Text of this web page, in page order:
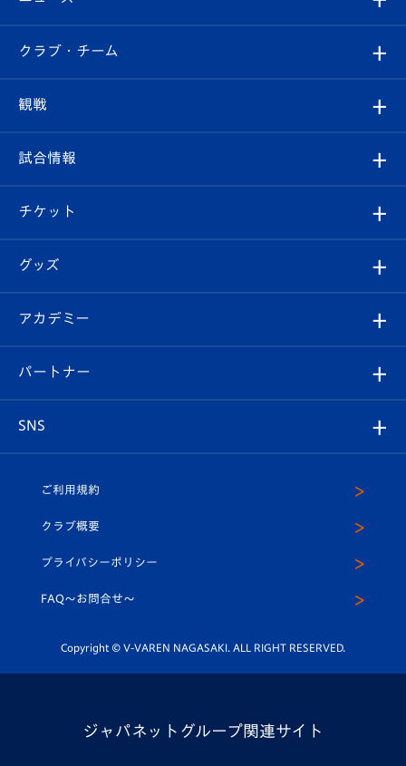
すべて
クラブ
試合情報
チケット
イベント
メディア
ホームタウン
クラブ・チーム
クラブ概要
エンブレム紹介
スタッフプロフィール
マスコット紹介
平和祈念活動
ホームタウン活動
観戦
観戦ルール
はじめての観戦ガイド
Revive Team
ヴィヴィくんの長崎おもてなしガイド
試合情報
試合日程/結果
フォトギャラリー
スタジアムグルメ
チケット
チケット
V-LOVERS（ファンクラブ）
プレイヤーズスイート
グッズ
オンラインショップ
店舗情報
アカデミー
育成からのお知らせ
U-18
スクール
パートナー
SNS
ヴィヴィくんインスタグラム
公式LINE＠
ご利用規約
クラブ概要
プライバシーポリシー
FAQ〜お問合せ〜
Copyright © V-VAREN NAGASAKI. ALL RIGHT RESERVED.
ジャパネットグループ関連サイト